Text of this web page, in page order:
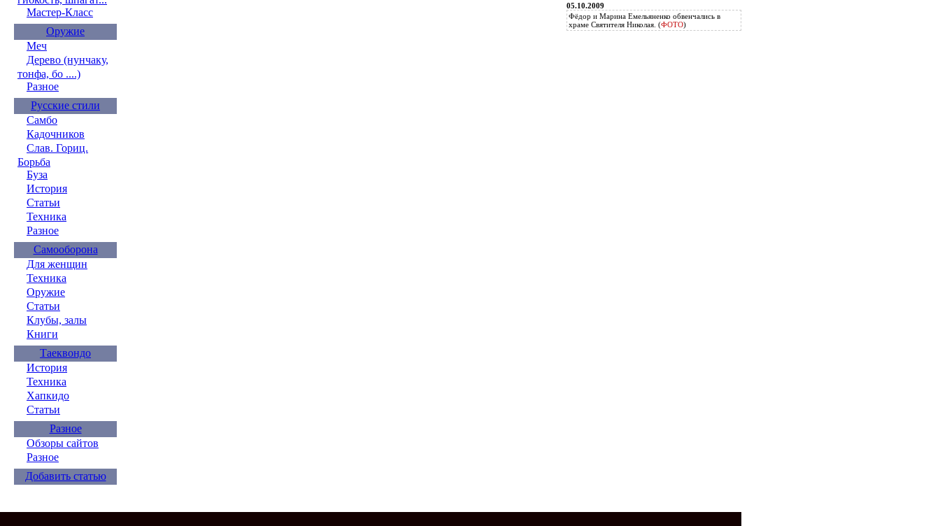
Мастер-Класс
Оружие
Меч
Дерево (нунчаку,
тонфа, бо ....)
Разное
Русские стили
Самбо
Кадочников
Слав. Гориц.
Борьба
Буза
История
Статьи
Техника
Разное
Самооборона
Для женщин
Техника
Оружие
Статьи
Клубы, залы
Книги
Таеквондо
История
Техника
Хапкидо
Статьи
Разное
Обзоры сайтов
Разное
Добавить статью
05.10.2009
Фёдор и Марина Емельяненко обвенчались в
храме Святителя Николая. (ФОТО)